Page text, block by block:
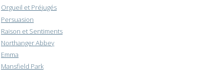
Orgueil et Préjugés
Persuasion
Raison et Sentiments
Northanger Abbey
Emma
Mansfield Park